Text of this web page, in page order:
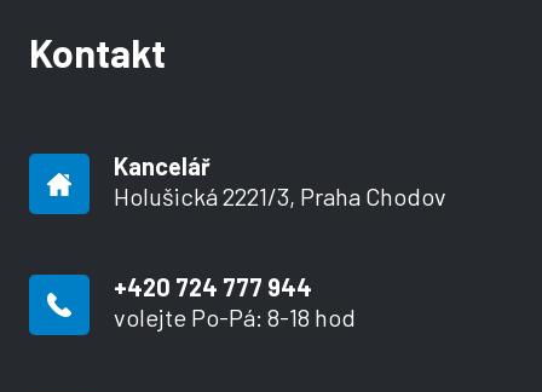
Kontakt
Kancelář
Holušická 2221/3, Praha Chodov
+420 724 777 944
volejte Po-Pá: 8-18 hod